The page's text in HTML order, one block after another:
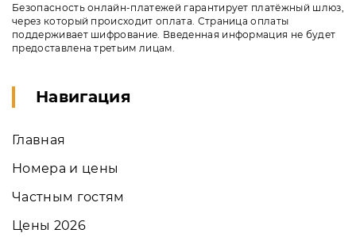
Безопасность онлайн-платежей гарантирует платёжный шлюз,
через который происходит оплата. Страница оплаты
поддерживает шифрование. Введенная информация не будет
предоставлена третьим лицам.
Навигация
Главная
Номера и цены
Частным гостям
Цены 2026